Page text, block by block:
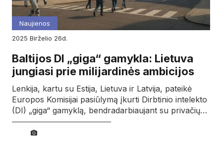
Naujienos
2025
birželio 26d.
Baltijos DI „giga“ gamykla: Lietuva
jungiasi prie milijardinės ambicijos
Lenkija, kartu su Estija, Lietuva ir Latvija, pateikė
Europos Komisijai pasiūlymą įkurti Dirbtinio intelekto
(DI) „giga“ gamyklą, bendradarbiaujant su privačių…